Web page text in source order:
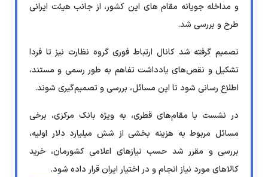
و مداخله جویانه مقام های این کشور، از جانب هیئت ایرانی
طرح و بررسی شد.
تصمیم گرفته شد کانال ارتباط فوری گروه نظارت نیز تا فردا
تشکیل و نقص‌های یادداشت تفاهم به طور رسمی و مستند،
اطلاع رسانی شود تا این مسائل، بررسی و تصمیم‌گیری شوند.
در نشست با مقام‌های قطری، به ویژه بانک مرکزی، برخی
مسائل مربوط به هزینه بخشی از شش میلیارد دلار اولیه،
بررسی و مقرر شد حسب نیازهای اعلامی کشورمان، خرید
کالاهای مورد نیاز انجام و در اختیار ایران قرار داده شود.